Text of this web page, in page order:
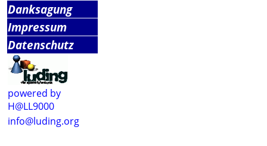
Danksagung
Impressum
Datenschutz
powered by
H@LL9000
info@luding.org